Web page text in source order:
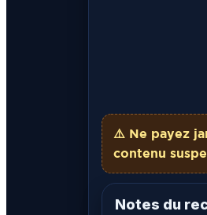
⚠️ Ne payez
contenu
Notes du